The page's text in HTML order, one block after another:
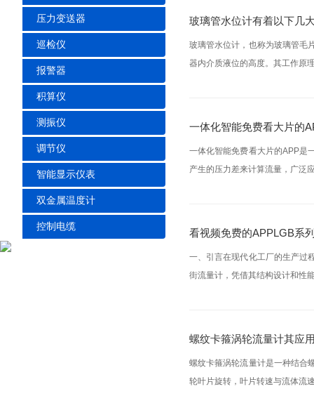
压力变送器
巡检仪
报警器
积算仪
测振仪
调节仪
智能显示仪表
双金属温度计
控制电缆
玻璃管水位计有着以下几
玻璃管水位计，也称为玻璃管毛
器内介质液位的高度。其工作原
一体化智能免费看大片的
一体化智能免费看大片的APP是
产生的压力差来计算流量，广泛
看视频免费的APPLGB系
一、引言在现代化工厂的生产过
街流量计，凭借其结构设计和性
螺纹卡箍涡轮流量计其应
螺纹卡箍涡轮流量计是一种结合
轮叶片旋转，叶片转速与流体流